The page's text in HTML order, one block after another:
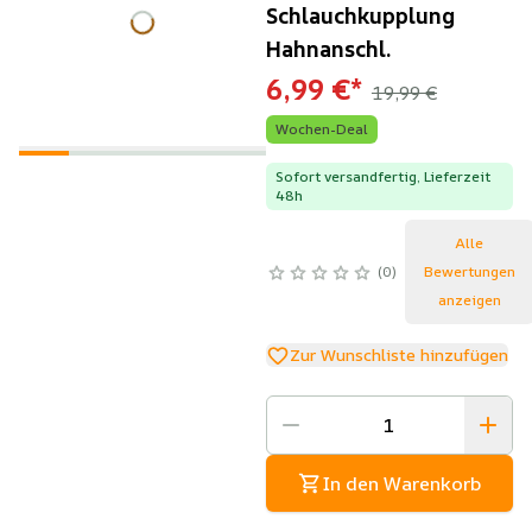
Schlauchkupplung
Hahnanschl.
6,99 €* 19,99 €
Wochen-Deal
Sofort versandfertig, Lieferzeit
48h
0
Alle
Bewertungen
anzeigen
Zur Wunschliste hinzufügen
In den Warenkorb